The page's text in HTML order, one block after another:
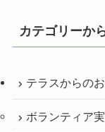
カテゴリーか
テラスからの
ボランティア